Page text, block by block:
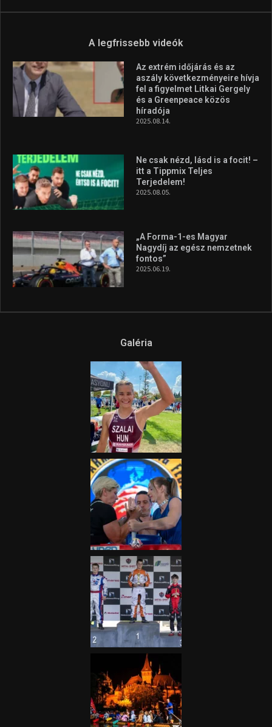
A legfrissebb videók
Az extrém időjárás és az
aszály következményeire hívja
fel a figyelmet Litkai Gergely
és a Greenpeace közös
híradója
2025.08.14.
Ne csak nézd, lásd is a focit! –
itt a Tippmix Teljes
Terjedelem!
2025.08.05.
„A Forma-1-es Magyar
Nagydíj az egész nemzetnek
fontos”
2025.06.19.
Galéria